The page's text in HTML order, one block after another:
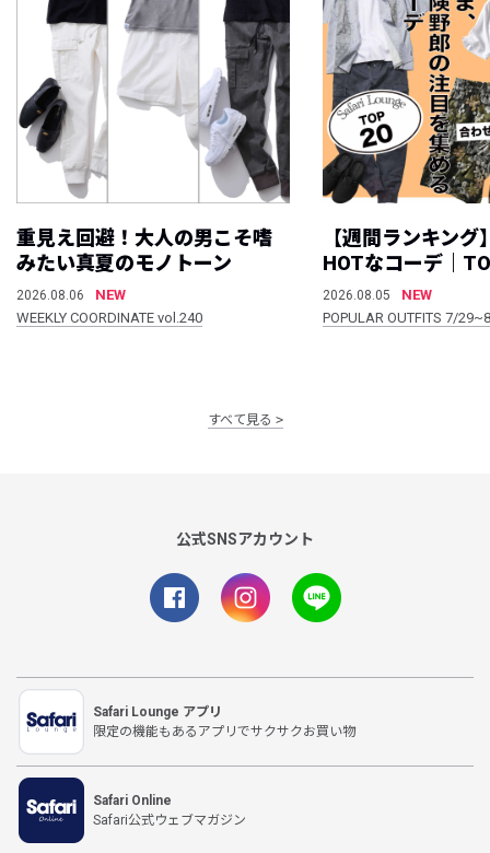
重見え回避！大人の男こそ嗜
みたい真夏のモノトーン
2026.08.06
NEW
WEEKLY COORDINATE vol.240
【週間ランキング
HOTなコーデ｜
2026.08.05
NEW
POPULAR OUTFITS 7/
すべて見る
公式SNSアカウント
Safari Lounge アプリ
限定の機能もあるアプリでサクサクお買い物
Safari Online
Safari公式ウェブマガジン